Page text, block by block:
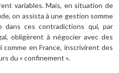
variables. Mais, en situation de
on assista à une gestion somme
dans ces contradictions qui, par
obligèrent à négocier avec des
en France, inscrivirent des
du « confinement ».